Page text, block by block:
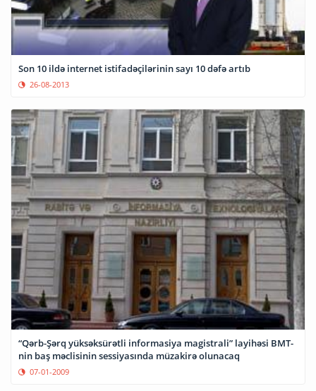
Son 10 ildə internet istifadəçilərinin sayı 10 dəfə artıb
26-08-2013
“Qərb-Şərq yüksəksürətli informasiya magistrali” layihəsi BMT-
nin baş məclisinin sessiyasında müzakirə olunacaq
07-01-2009